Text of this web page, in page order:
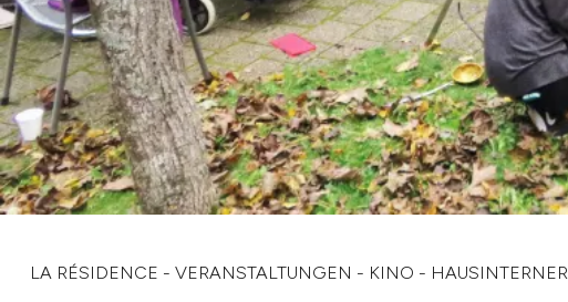
LA RÉSIDENCE - VERANSTALTUNGEN - KINO -